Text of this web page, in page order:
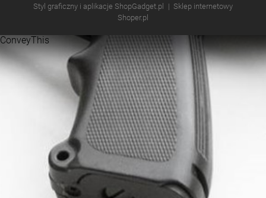
Styl graficzny i aplikacje ShopGadget.pl
Sklep internetowy
Shoper.pl
ConveyThis